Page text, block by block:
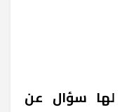
لها سؤال عن